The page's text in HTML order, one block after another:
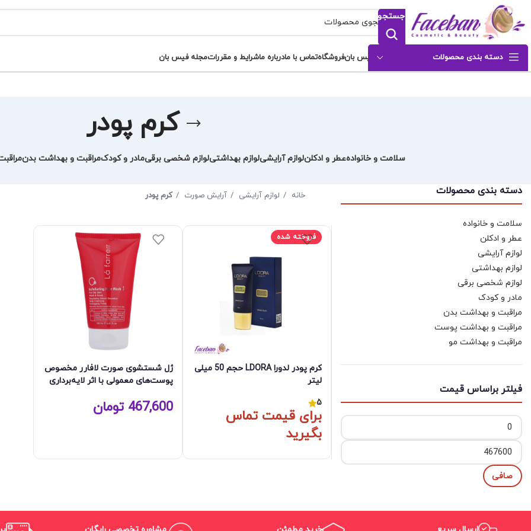
جستجو
دسته بندی محصولات فیس بانفروشگاهتماس با مادرباره ماشرایط و مقرراتمجله فیس بان
کرم پودر
سلامت و خانوادهعطر و ادکلنلوازم آرایشیلوازم بهداشتیلوازم شخصی برقیمادر و کودکمراقبت و بهداشت بدن
دسته بندی محصولات
سلامت و خانواده
عطر و ادکلن
لوازم آرایشی
لوازم بهداشتی
لوازم شخصی برقی
مادر و کودک
مراقبت و بهداشت بدن
مراقبت و بهداشت پوست
مراقبت و بهداشت مو
فیلتر براساس قیمت
حداقل
قیمت
حداكثر
قيمتصافی
خانه لوازم آرایشی آرایش صورت کرم پودر
فروخته شده
کرم پودر لدورا LDORA حجم 50 میلی
لیتر
5
برای قیمت تماس
بگیرید
ژل شستشوی صورت لافارر مخصوص
پوست‌های معمولی با اثر لایه‌برداری
467,600 تومان